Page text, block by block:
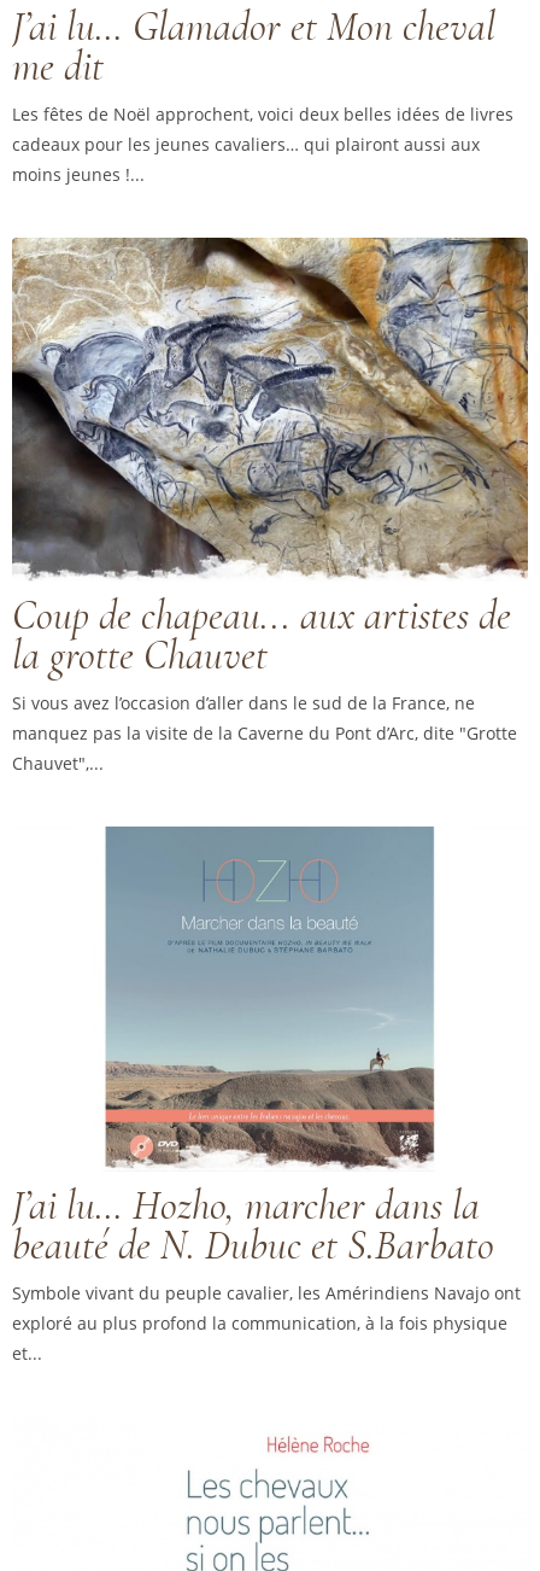
J’ai lu… Glamador et Mon cheval
me dit
Les fêtes de Noël approchent, voici deux belles idées de livres
cadeaux pour les jeunes cavaliers… qui plairont aussi aux
moins jeunes !...
Coup de chapeau... aux artistes de
la grotte Chauvet
Si vous avez l’occasion d’aller dans le sud de la France, ne
manquez pas la visite de la Caverne du Pont d’Arc, dite "Grotte
Chauvet",...
J’ai lu… Hozho, marcher dans la
beauté de N. Dubuc et S.Barbato
Symbole vivant du peuple cavalier, les Amérindiens Navajo ont
exploré au plus profond la communication, à la fois physique
et...